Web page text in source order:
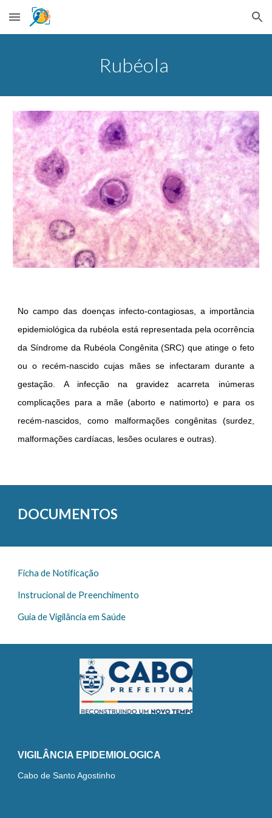
Skip to main content Skip to navigation
Rubéola
No campo das doenças infecto-contagiosas, a importância
epidemiológica da rubéola está representada pela ocorrência
da Síndrome da Rubéola Congênita (SRC) que atinge o feto
ou o recém-nascido cujas mães se infectaram durante a
gestação. A infecção na gravidez acarreta inúmeras
complicações para a mãe (aborto e natimorto) e para os
recém-nascidos, como malformações congênitas (surdez,
malformações cardíacas, lesões oculares e outras).
DOCUMENTOS
Ficha de Notificação
Instrucional de Preenchimento
Guia de Vigilância em Saúde
VIGILÂNCIA EPIDEMIOLOGICA
Cabo de Santo Agostinho